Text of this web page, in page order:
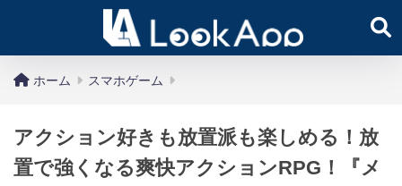
ホーム スマホゲーム
アクション好きも放置派も楽しめる！放
置で強くなる爽快アクションRPG！『メ